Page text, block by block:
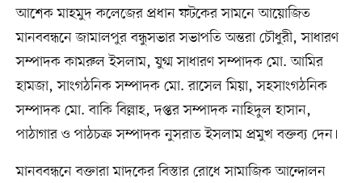
আশেক মাহমুদ কলেজের প্রধান ফটকের সামনে আয়োজিত
মানববন্ধনে জামালপুর বন্ধুসভার সভাপতি অন্তরা চৌধুরী, সাধারণ
সম্পাদক কামরুল ইসলাম, যুগ্ম সাধারণ সম্পাদক মো. আমির
হামজা, সাংগঠনিক সম্পাদক মো. রাসেল মিয়া, সহসাংগঠনিক
সম্পাদক মো. বাকি বিল্লাহ, দপ্তর সম্পাদক নাহিদুল হাসান,
পাঠাগার ও পাঠচক্র সম্পাদক নুসরাত ইসলাম প্রমুখ বক্তব্য দেন।
মানববন্ধনে বক্তারা মাদকের বিস্তার রোধে সামাজিক আন্দোলন